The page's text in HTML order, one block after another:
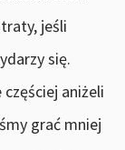
jeśli
się.
aniżeli
grać mniej